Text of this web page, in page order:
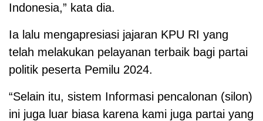
Indonesia,” kata dia.
Ia lalu mengapresiasi jajaran KPU RI yang
telah melakukan pelayanan terbaik bagi partai
politik peserta Pemilu 2024.
“Selain itu, sistem Informasi pencalonan (silon)
ini juga luar biasa karena kami juga partai yang